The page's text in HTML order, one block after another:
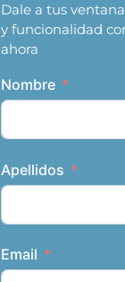
Dale a tus
y funcionalidad
ahora
Nombre
Apellidos
Email